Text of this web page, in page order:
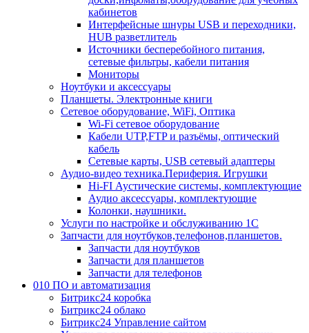
кабинетов
Интерфейсные шнуры USB и переходники,
HUB разветлитель
Источники бесперебойного питания,
сетевые фильтры, кабели питания
Мониторы
Ноутбуки и аксессуары
Планшеты. Электронные книги
Сетевое оборудование, WiFi, Оптика
Wi-Fi сетевое оборудование
Кабели UTP,FTP и разъёмы, оптический
кабель
Сетевые карты, USB сетевый адаптеры
Аудио-видео техника.Периферия. Игрушки
Hi-FI Аустические системы, комплектующие
Аудио аксессуары, комплектующие
Колонки, наушники.
Услуги по настройке и обслуживанию 1С
Запчасти для ноутбуков,телефонов,планшетов.
Запчасти для ноутбуков
Запчасти для планшетов
Запчасти для телефонов
010 ПО и автоматизация
Битрикс24 коробка
Битрикс24 облако
Битрикс24 Управление сайтом